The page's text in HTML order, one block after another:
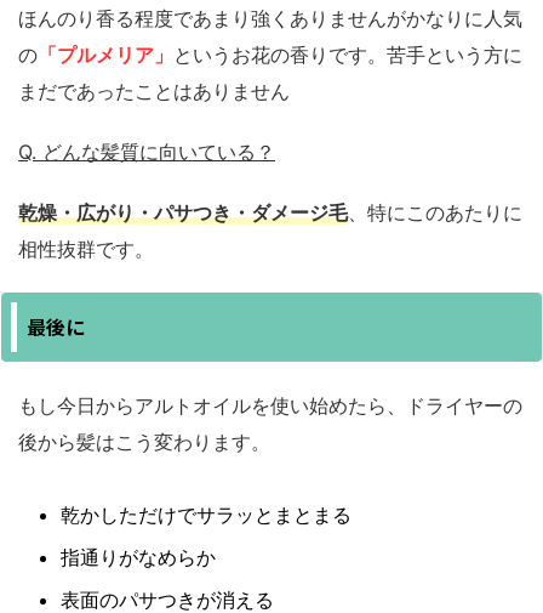
ほんのり香る程度であまり強くありませんがかなりに人気
の 「プルメリア」 というお花の香りです。苦手という方に
まだであったことはありません
Q. どんな髪質に向いている？
乾燥・広がり・パサつき・ダメージ毛、特にこのあたりに
相性抜群です。
最後に
もし今日からアルトオイルを使い始めたら、ドライヤーの
後から髪はこう変わります。
乾かしただけでサラッとまとまる
指通りがなめらか
表面のパサつきが消える